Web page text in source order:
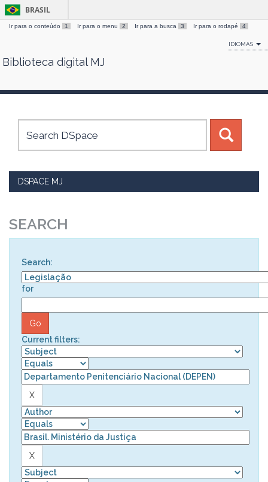
Skip
BRASIL
Ir para o conteúdo 1 Ir para o menu 2 Ir para a busca 3 Ir para o rodapé 4
IDIOMAS
Biblioteca digital MJ
DSPACE MJ
SEARCH
Search:
for
Current filters: